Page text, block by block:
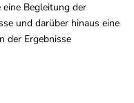
Begleitung der
und darüber hinaus eine
der Ergebnisse